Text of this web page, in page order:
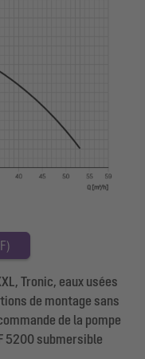
Tronic, eaux usées
de montage sans
de la pompe
5200 submersible